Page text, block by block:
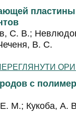
С. В.;
В. С.
с
М.; Кукоба, А.